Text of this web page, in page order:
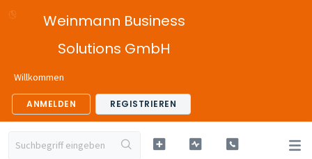
Weinmann Business
Solutions GmbH
Willkommen
ANMELDEN REGISTRIEREN